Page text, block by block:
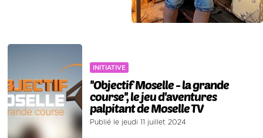
INITIATIVE
''Objectif Moselle - la grande
course'', le jeu d'aventures
palpitant de Moselle TV
Publié le jeudi 11 juillet 2024